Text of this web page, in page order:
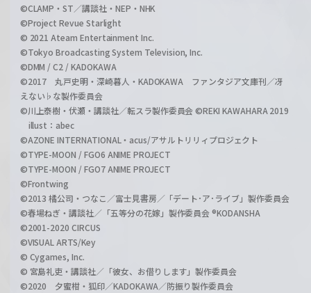
©CLAMP・ST／講談社・NEP・NHK
©Project Revue Starlight
© 2021 Ateam Entertainment Inc.
©Tokyo Broadcasting System Television, Inc.
©DMM / C2 / KADOKAWA
©2017 丸戸史明・深崎暮人・KADOKAWA ファンタジア文庫刊／冴
えない♭な製作委員会
©川上泰樹・伏瀬・講談社／転スラ製作委員会 ©REKI KAWAHARA 2019
illust：abec
©AZONE INTERNATIONAL・acus/アサルトリリィプロジェクト
©TYPE-MOON / FGO6 ANIME PROJECT
©TYPE-MOON / FGO7 ANIME PROJECT
©Frontwing
©2013 橘公司・つなこ／富士見書房／「デート･ア･ライブ」製作委員会
©春場ねぎ・講談社／「五等分の花嫁」製作委員会 ®KODANSHA
©2001-2020 CIRCUS
©VISUAL ARTS/Key
© Cygames, Inc.
© 宮島礼吏・講談社／「彼女、お借りします」製作委員会
©2020 夕蜜柑・狐印／KADOKAWA／防振り製作委員会